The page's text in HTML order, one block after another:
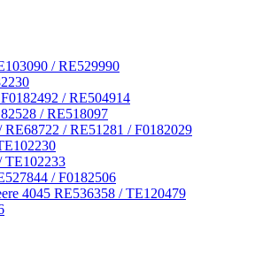
/ RE529990
/ RE504914
/ RE518097
/ RE51281 / F0182029
TE102233
/ F0182506
4045 RE536358 / TE120479